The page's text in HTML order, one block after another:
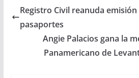
Registro Civil reanuda
pasaportes
Angie Palacios gana la
Panamericano de